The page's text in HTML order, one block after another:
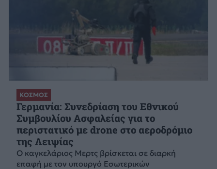
ΚΟΣΜΟΣ
Γερμανία: Συνεδρίαση του Εθνικού
Συμβουλίου Ασφαλείας για το
περιστατικό με drone στο αεροδρόμιο
της Λειψίας
Ο καγκελάριος Μερτς βρίσκεται σε διαρκή
επαφή με τον υπουργό Εσωτερικών